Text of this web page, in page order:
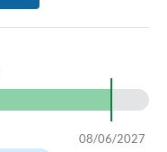
08/06/2027